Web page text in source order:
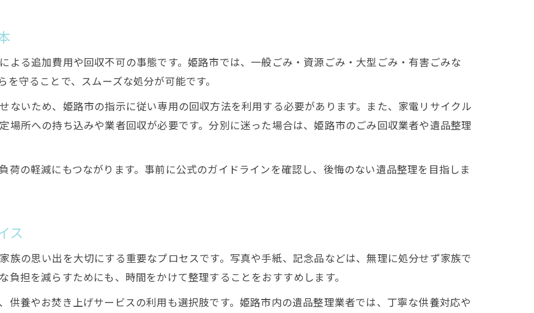
よる追加費用や回収不可の事態です。姫路市では、一般ごみ・資源ごみ・大型ごみ・有害ごみな
守ることで、スムーズな処分が可能です。
ないため、姫路市の指示に従い専用の回収方法を利用する必要があります。また、家電リサイクル
場所への持ち込みや業者回収が必要です。分別に迷った場合は、姫路市のごみ回収業者や遺品整理
荷の軽減にもつながります。事前に公式のガイドラインを確認し、後悔のない遺品整理を目指しま
ス
族の思い出を大切にする重要なプロセスです。写真や手紙、記念品などは、無理に処分せず家族で
担を減らすためにも、時間をかけて整理することをおすすめします。
供養やお焚き上げサービスの利用も選択肢です。姫路市内の遺品整理業者では、丁寧な供養対応や